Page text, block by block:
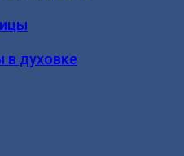
в духовке